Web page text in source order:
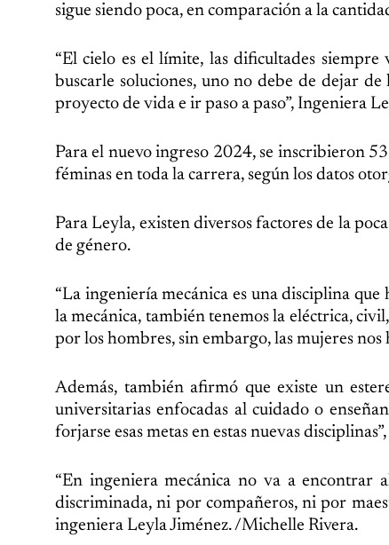
sigue siendo poca, en comparación a la
“El cielo es el límite, las dificultades
buscarle soluciones, uno no debe de dejar
proyecto de vida e ir paso a paso”, Ingeniera
Para el nuevo ingreso 2024, se inscribieron
féminas en toda la carrera, según los datos
Para Leyla, existen diversos factores de la
de género.
“La ingeniería mecánica es una disciplina
la mecánica, también tenemos la eléctrica,
por los hombres, sin embargo, las mujeres nos
Además, también afirmó que existe un
universitarias enfocadas al cuidado o
forjarse esas metas en estas nuevas
“En ingeniera mecánica no va a encontrar
discriminada, ni por compañeros, ni por
ingeniera Leyla Jiménez. /Michelle Rivera.